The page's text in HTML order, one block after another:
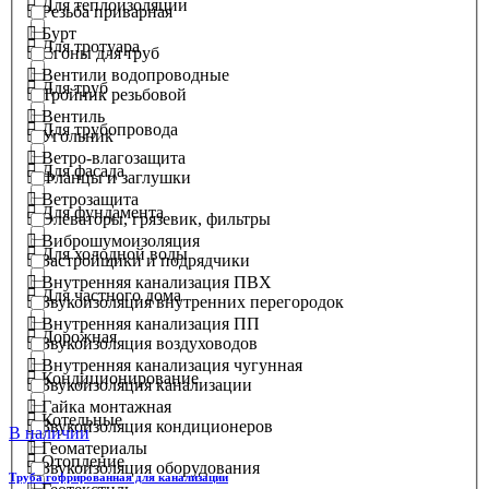
Резьба приварная
Сгоны для труб
Тройник резьбовой
Угольник
Фланцы и заглушки
Элеваторы, грязевик, фильтры
Застройщики и подрядчики
Звукоизоляция внутренних перегородок
Звукоизоляция воздуховодов
Звукоизоляция канализации
Звукоизоляция кондиционеров
Звукоизоляция оборудования
Для теплоизоляции
Для тротуара
Для труб
Для трубопровода
Для фасада
Для фундамента
Для холодной воды
Для частного дома
Дорожная
Кондиционирование
Котельные
Отопление
Бурт
Вентили водопроводные
Вентиль
Ветро-влагозащита
Ветрозащита
Виброшумоизоляция
Внутренняя канализация ПВХ
Внутренняя канализация ПП
Внутренняя канализация чугунная
Гайка монтажная
Геоматериалы
В наличии
Труба гофрированная для канализации